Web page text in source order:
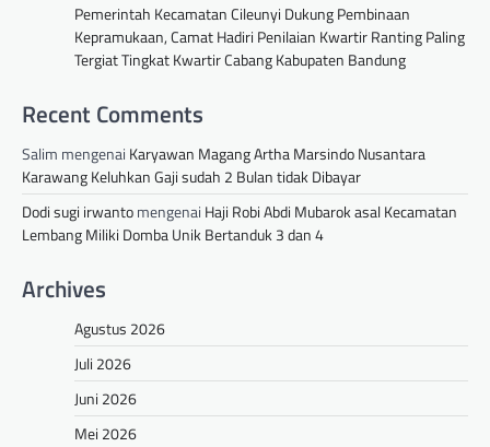
Pemerintah Kecamatan Cileunyi Dukung Pembinaan
Kepramukaan, Camat Hadiri Penilaian Kwartir Ranting Paling
Tergiat Tingkat Kwartir Cabang Kabupaten Bandung
Recent Comments
Salim mengenai Karyawan Magang Artha Marsindo Nusantara
Karawang Keluhkan Gaji sudah 2 Bulan tidak Dibayar
Dodi sugi irwantomengenai Haji Robi Abdi Mubarok asal Kecamatan
Lembang Miliki Domba Unik Bertanduk 3 dan 4
Archives
Agustus 2026
Juli 2026
Juni 2026
Mei 2026